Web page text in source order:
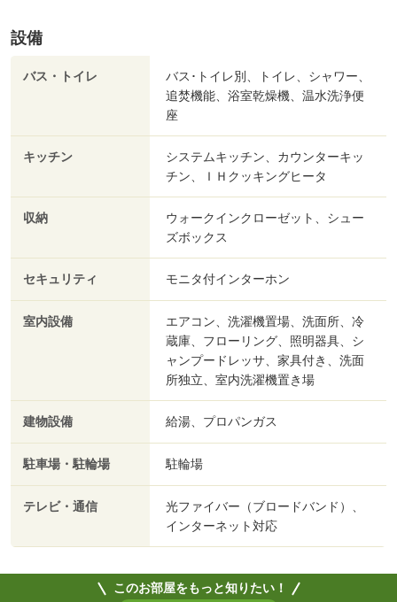
設備
バス・トイレ
バス･トイレ別、トイレ、シャワー、
追焚機能、浴室乾燥機、温水洗浄便
座
キッチン
システムキッチン、カウンターキッ
チン、ＩＨクッキングヒータ
収納
ウォークインクローゼット、シュー
ズボックス
セキュリティ モニタ付インターホン
室内設備
エアコン、洗濯機置場、洗面所、冷
蔵庫、フローリング、照明器具、シ
ャンプードレッサ、家具付き、洗面
所独立、室内洗濯機置き場
建物設備 給湯、プロパンガス
駐車場・駐輪場 駐輪場
テレビ・通信
光ファイバー（ブロードバンド）、
インターネット対応
このお部屋をもっと知りたい！